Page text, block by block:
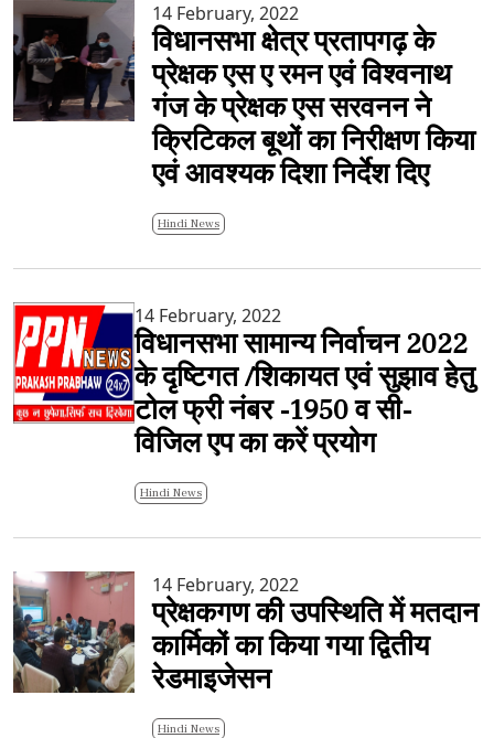
14 February, 2022
विधानसभा क्षेत्र प्रतापगढ़ के
प्रेक्षक एस ए रमन एवं विश्वनाथ
गंज के प्रेक्षक एस सरवनन ने
क्रिटिकल बूथों का निरीक्षण किया
एवं आवश्यक दिशा निर्देश दिए
Hindi News
14 February, 2022
विधानसभा सामान्य निर्वाचन 2022
के दृष्टिगत /शिकायत एवं सुझाव हेतु
टोल फ्री नंबर -1950 व सी-
विजिल एप का करें प्रयोग
Hindi News
14 February, 2022
प्रेक्षकगण की उपस्थिति में मतदान
कार्मिकों का किया गया द्वितीय
रेडमाइजेसन
Hindi News